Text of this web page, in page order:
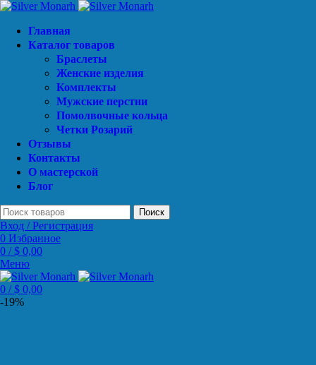
Главная
Каталог товаров
Браслеты
Женские изделия
Комплекты
Мужские перстни
Помолвочные кольца
Четки Розарий
Отзывы
Контакты
О мастерской
Блог
Поиск
Вход / Регистрация
0 Избранное
0 / $ 0,00
Меню
0 / $ 0,00
-19%